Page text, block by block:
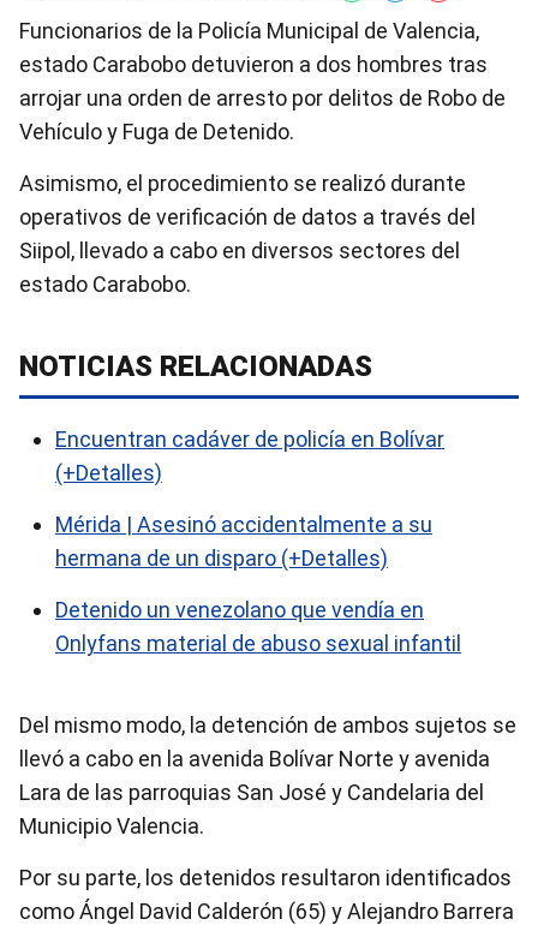
Funcionarios de la Policía Municipal de Valencia,
estado Carabobo detuvieron a dos hombres tras
arrojar una orden de arresto por delitos de Robo de
Vehículo y Fuga de Detenido.
Asimismo, el procedimiento se realizó durante
operativos de verificación de datos a través del
Siipol, llevado a cabo en diversos sectores del
estado Carabobo.
NOTICIAS RELACIONADAS
Encuentran cadáver de policía en Bolívar
(+Detalles)
Mérida | Asesinó accidentalmente a su
hermana de un disparo (+Detalles)
Detenido un venezolano que vendía en
Onlyfans material de abuso sexual infantil
Del mismo modo, la detención de ambos sujetos se
llevó a cabo en la avenida Bolívar Norte y avenida
Lara de las parroquias San José y Candelaria del
Municipio Valencia.
Por su parte, los detenidos resultaron identificados
como Ángel David Calderón (65) y Alejandro Barrera